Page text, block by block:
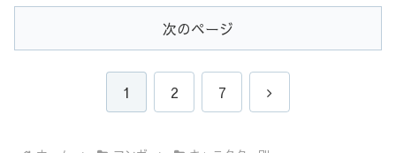
次のページ
1 2 7
次